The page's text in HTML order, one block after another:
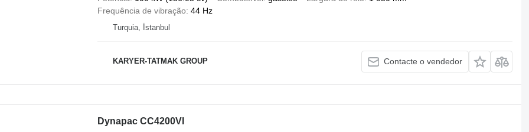
Frequência de vibração 44 Hz
Turquia, İstanbul
KARYER-TATMAK GROUP Contacte o vendedor
Dynapac CC4200VI